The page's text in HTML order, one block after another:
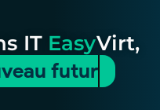
IT EasyVirt,
nouvel